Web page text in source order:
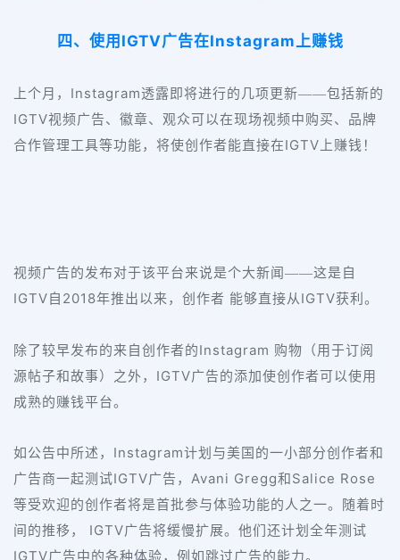
四、使用 IGTV广告在Instagram上赚钱
上个月， Instagram透露即将进行的几项更新——包括新的
IGTV视频广告、徽章、观众可以在现场视频中购买、品牌
合作管理工具等功能，将使创作者能直接在IGTV 上赚钱！
视频广告的发布对于该平台来说是个大新闻——这是自
IGTV 自 2018年推出以来，创作者 能够直接从 IGTV获利。
除了较早发布的来自创作者的Instagram 购物（用于订阅
源帖子和故事）之外， IGTV广告的添加使创作者可以使用
成熟的赚钱平台。
如公告中所述， Instagram计划与美国的一小部分创作者和
广告商一起测试IGTV广告， Avani Gregg和 Salice Rose
等受欢迎的创作者将是首批参与体验功能的人之一。
随着时
间的推移 ， IGTV广告将缓慢扩展。他们还计划全年测试
IGTV广告中的各种体验，例如跳过广告的能力。